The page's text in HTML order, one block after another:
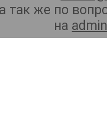
так же по
на